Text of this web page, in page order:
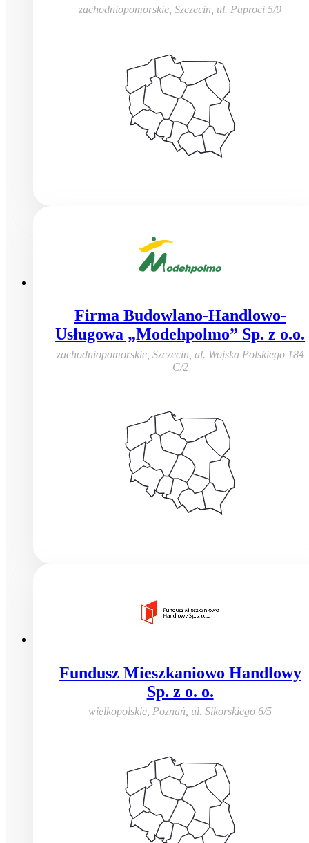
zachodniopomorskie, Szczecin ul. Paproci 5/9
Firma Budowlano-Handlowo-
Usługowa „Modehpolmo” Sp. z o.o.
zachodniopomorskie, Szczecin al. Wojska Polskiego 184
C/2
Fundusz Mieszkaniowo Handlowy
Sp. z o. o.
wielkopolskie, Poznań ul. Sikorskiego 6/5